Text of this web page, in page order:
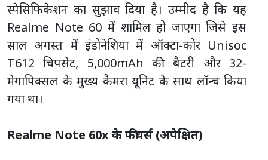
स्पेसिफिकेशन का सुझाव दिया है। उम्मीद है कि यह
Realme Note 60 में शामिल हो जाएगा जिसे इस
साल अगस्त में इंडोनेशिया में ऑक्टा-कोर Unisoc
T612 चिपसेट, 5,000mAh की बैटरी और 32-
मेगापिक्सल के मुख्य कैमरा यूनिट के साथ लॉन्च किया
गया था।
Realme Note 60x के फीचर्स (अपेक्षित)